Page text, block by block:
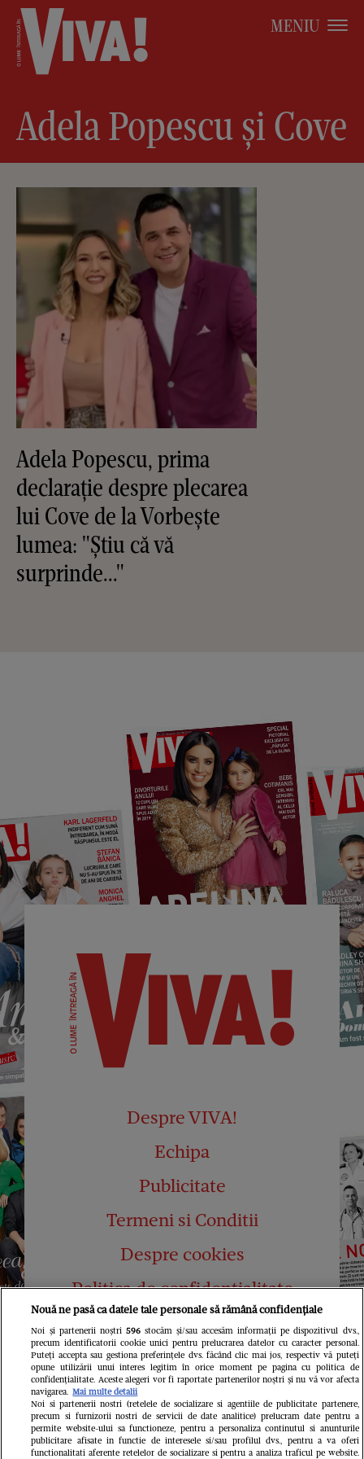
MENIU
Adela Popescu și Cove
Adela Popescu, prima
declarație despre plecarea
lui Cove de la Vorbește
lumea: "Știu că vă
surprinde..."
Despre VIVA!
Echipa
Publicitate
Termeni si Conditii
Despre cookies
Politica de confidențialitate
Abonamente
Contact
Nouă ne pasă ca datele tale personale să rămână confidențiale
Noi și partenerii noștri 596stocăm și/sau accesăm informații pe dispozitivul dvs.,
precum identificatorii cookie unici pentru prelucrarea datelor cu caracter personal.
Puteți accepta sau gestiona preferințele dvs. făcând clic mai jos, respectiv vă puteți
opune utilizării unui interes legitim în orice moment pe pagina cu politica de
confidențialitate. Aceste alegeri vor fi raportate partenerilor noștri și nu vă vor afecta
navigarea. Mai multe detalii
Noi si partenerii nostri (retelele de socializare si agentiile de publicitate partenere,
precum si furnizorii nostri de servicii de date analitice) prelucram date pentru a
permite website-ului sa functioneze, pentru a personaliza continutul si anunturile
publicitare afisate in functie de interesele si/sau profilul dvs., pentru a va oferi
functionalitati aferente retelelor de socializare si pentru a analiza traficul pe website.